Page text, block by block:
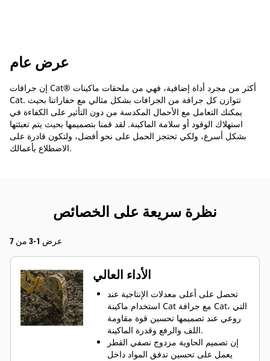
عرض عام
إن جرافات Cat®‎ أكثر من مجرد أداة إضافية، فهي من ملحقات ماكينات
Cat. تتوازن كل جرافة من الجرافات بشكل مثالي مع حفاراتنا بحيث
يمكنك التعامل مع الأحمال المكدسة من دون التأثير على الكفاءة في
استهلاك الوقود أو سلامة الماكينة. لقد قمنا بتصميمها بحيث يتم تعبئتها
بشكل أسرع، ولكي تحتجز الحمل على نحو أفضل، ولتكون قادرة على
الاضطلاع بأعمالك.
نظرة سريعة على الخصائص
عرض 1-3 من 7
الأداء العالي
تحصل على أعلى معدلات الإنتاجية عند
استخدام ماكينة Cat مع جرافة Cat، التي
روعي عند تصميمها تحسين قوة مقاومة
اللف والرفع وقدرة الماكينة.
إن تصميم الحاوية مزدوج نصفي القطر
يعمل على تحسين تدفق المواد داخل